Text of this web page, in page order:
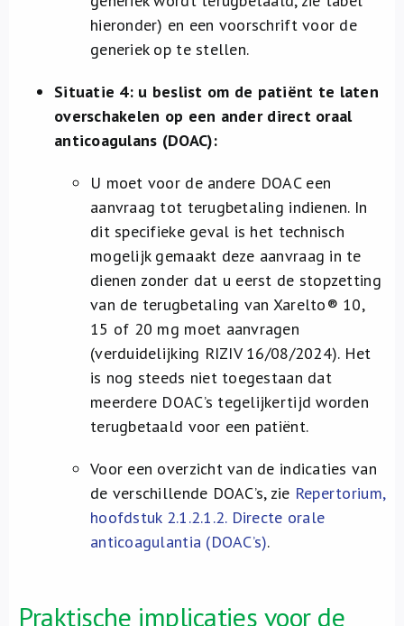
hieronder) en een voorschrift voor de
generiek op te stellen.
Situatie 4: u beslist om de patiënt te laten
overschakelen op een ander direct oraal
anticoagulans (DOAC):
U moet voor de andere DOAC een
aanvraag tot terugbetaling indienen. In
dit specifieke geval is het technisch
mogelijk gemaakt deze aanvraag in te
dienen zonder dat u eerst de stopzetting
van de terugbetaling van Xarelto® 10,
15 of 20 mg moet aanvragen
(verduidelijking RIZIV 16/08/2024). Het
is nog steeds niet toegestaan dat
meerdere DOAC’s tegelijkertijd worden
terugbetaald voor een patiënt.
Voor een overzicht van de indicaties van
de verschillende DOAC’s, zie Repertorium,
hoofdstuk 2.1.2.1.2. Directe orale
anticoagulantia (DOAC’s).
Praktische implicaties voor de